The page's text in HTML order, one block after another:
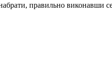
правильно виконавши